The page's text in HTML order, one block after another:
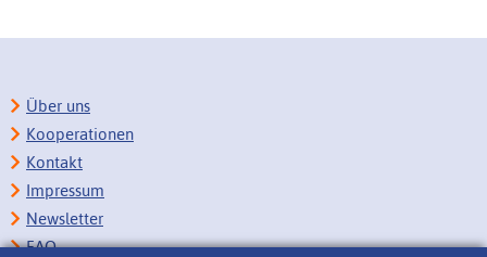
Über uns
Kooperationen
Kontakt
Impressum
Newsletter
FAQ